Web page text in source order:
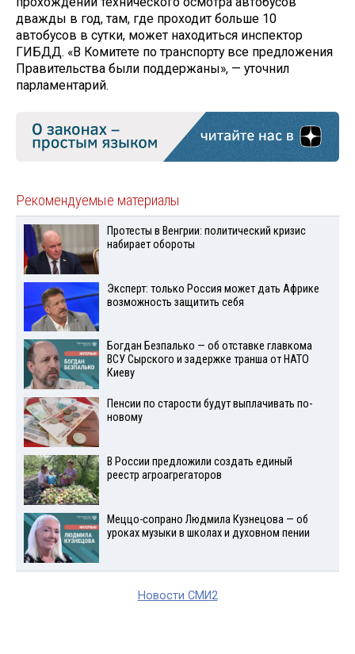
дважды в год, там, где проходит больше 10
автобусов в сутки, может находиться инспектор
ГИБДД. «В Комитете по транспорту все предложения
Правительства были поддержаны», — уточнил
парламентарий.
Рекомендуемые материалы
Протесты в Венгрии: политический кризис
набирает обороты
Эксперт: только Россия может дать Африке
возможность защитить себя
Богдан Безпалько — об отставке главкома
ВСУ Сырского и задержке транша от НАТО
Киеву
Пенсии по старости будут выплачивать по-
новому
В России предложили создать единый
реестр агроагрегаторов
Меццо-сопрано Людмила Кузнецова — об
уроках музыки в школах и духовном пении
Новости СМИ2